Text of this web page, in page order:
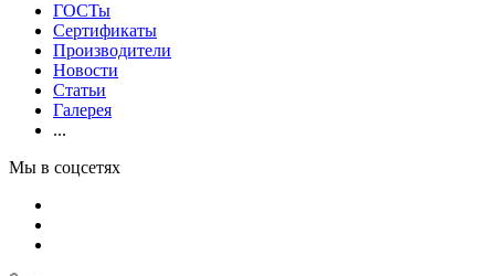
ГОСТы
Сертификаты
Производители
Новости
Статьи
Галерея
...
Мы в соцсетях